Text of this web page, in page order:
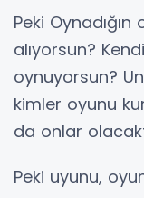
Peki
alıyorsun?
oynuyorsun?
kimler oyunu
da onlar
Peki uyunu,